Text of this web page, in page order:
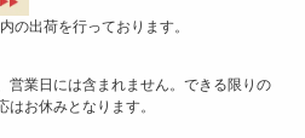
の出荷を行っております。
営業日には含まれません。できる限りの
お休みとなります。